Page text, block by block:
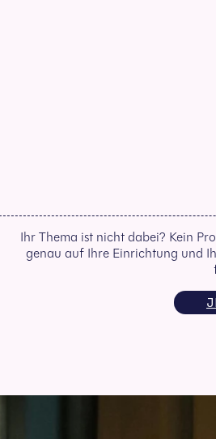
Ihr Thema ist nicht dabei? Kein
genau auf Ihre Einrichtung und